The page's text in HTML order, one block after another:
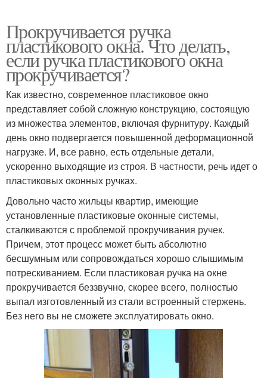
Прокручивается ручка
пластикового окна. Что делать,
если ручка пластикового окна
прокручивается?
Как известно, современное пластиковое окно
представляет собой сложную конструкцию, состоящую
из множества элементов, включая фурнитуру. Каждый
день окно подвергается повышенной деформационной
нагрузке. И, все равно, есть отдельные детали,
ускоренно выходящие из строя. В частности, речь идет о
пластиковых оконных ручках.
Довольно часто жильцы квартир, имеющие
установленные пластиковые оконные системы,
сталкиваются с проблемой прокручивания ручек.
Причем, этот процесс может быть абсолютно
бесшумным или сопровождаться хорошо слышимым
потрескиванием. Если пластиковая ручка на окне
прокручивается беззвучно, скорее всего, полностью
выпал изготовленный из стали встроенный стержень.
Без него вы не сможете эксплуатировать окно.